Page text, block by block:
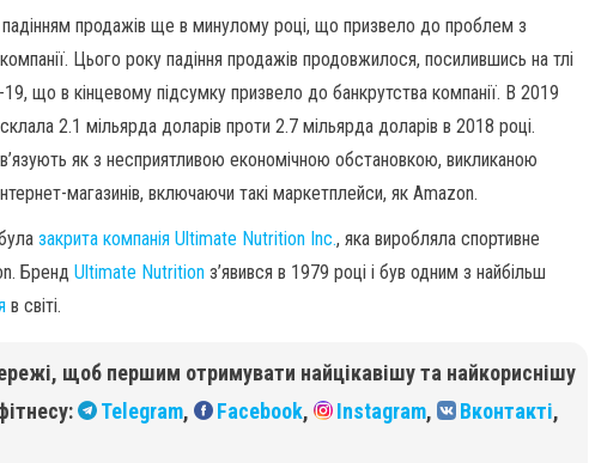
падінням продажів ще в минулому році, що призвело до проблем з
Цього року падіння продажів продовжилося, посилившись на тлі
19, що в кінцевому підсумку призвело до банкрутства компанії. В 2019
2.1 мільярда доларів проти 2.7 мільярда доларів в 2018 році.
як з несприятливою економічною обстановкою, викликаною
магазинів, включаючи такі маркетплейси, як Amazon.
закрита компанія Ultimate Nutrition Inc., яка виробляла спортивне
Бренд Ultimate Nutrition з’явився в 1979 році і був одним з найбільш
в світі.
щоб першим отримувати найцікавішу та найкориснішу
Telegram, Facebook, Instagram, Вконтакті,